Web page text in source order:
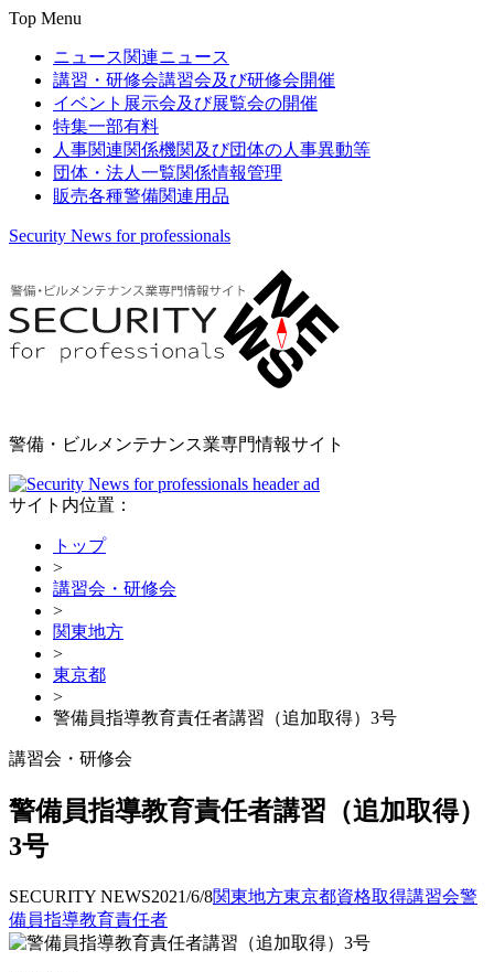
Top Menu
ニュース関連ニュース
講習・研修会講習会及び研修会開催
イベント 展示会及び展覧会の開催
特集一部有料
人事関連関係機関及び団体の人事異動等
団体・法人一覧関係情報管理
販売各種警備関連用品
Security News for professionals
警備・ビルメンテナンス業専門情報サイト
サイト内位置：
トップ
>
講習会・研修会
>
関東地方
>
東京都
>
警備員指導教育責任者講習（追加取得）3号
講習会・研修会
警備員指導教育責任者講習（追加取得）
3号
SECURITY NEWS2021/6/8関東地方東京都資格取得講習会警
備員指導教育責任者